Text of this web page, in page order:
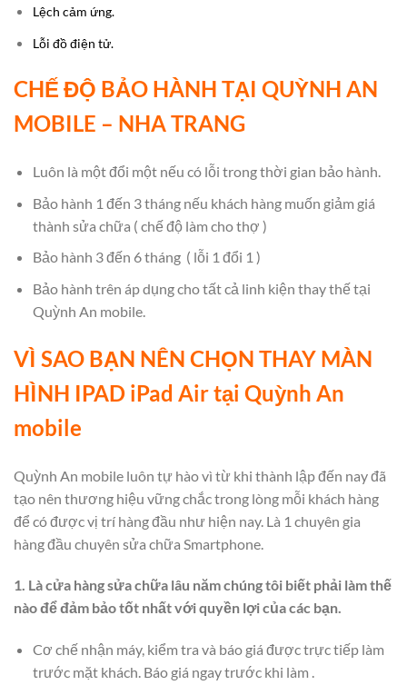
Lệch cảm ứng.
Lỗi đồ điện tử.
CHẾ ĐỘ BẢO HÀNH TẠI QUỲNH AN
MOBILE – NHA TRANG
Luôn là một đổi một nếu có lỗi trong thời gian bảo hành.
Bảo hành 1 đến 3 tháng nếu khách hàng muốn giảm giá
thành sửa chữa ( chế độ làm cho thợ )
Bảo hành 3 đến 6 tháng ( lỗi 1 đổi 1 )
Bảo hành trên áp dụng cho tất cả linh kiện thay thế tại
Quỳnh An mobile.
VÌ SAO BẠN NÊN CHỌN THAY MÀN
HÌNH IPAD iPad Airtại Quỳnh An
mobile
Quỳnh An mobile luôn tự hào vì từ khi thành lập đến nay đã
tạo nên thương hiệu vững chắc trong lòng mỗi khách hàng
để có được vị trí hàng đầu như hiện nay. Là 1 chuyên gia
hàng đầu chuyên sửa chữa Smartphone.
1. Là cửa hàng sửa chữa lâu năm chúng tôi biết phải làm thế
nào để đảm bảo tốt nhất với quyền lợi của các bạn.
Cơ chế nhận máy, kiểm tra và báo giá được trực tiếp làm
trước mặt khách. Báo giá ngay trước khi làm .